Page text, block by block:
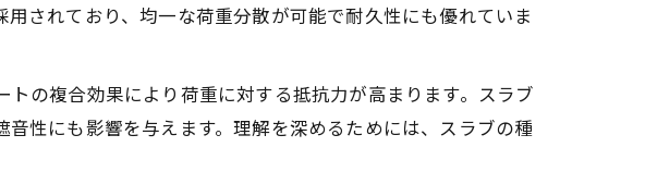
解説
すく解説
イント
されており、均一な荷重分散が可能で耐久性にも優れていま
の複合効果により荷重に対する抵抗力が高まります。スラブ
性にも影響を与えます。理解を深めるためには、スラブの種